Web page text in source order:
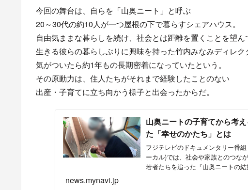
今回の舞台は、自らを「山奥ニート」と呼ぶ
20～30代の約10人が一つ屋根の下で暮らすシェアハウス。
自由気ままな暮らしを続け、社会とは距離を置くことを望ん
生きる彼らの暮らしぶりに興味を持った竹内みなみディレク
気がついたら約1年もの長期密着になっていたという。
その原動力は、住人たちがそれまで経験したことのない
出産・子育てに立ち向かう様子と出会ったからだ。
山奥ニートの子育てから考
た「幸せのかたち」とは
フジテレビのドキュメンタリー番
ーカル)では、社会や家族とのつな
若者たちを追った『山奥ニートの
news.mynavi.jp